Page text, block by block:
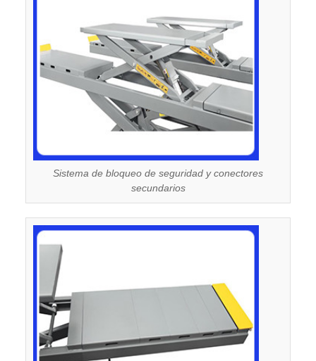
Sistema de bloqueo de seguridad y conectores
secundarios